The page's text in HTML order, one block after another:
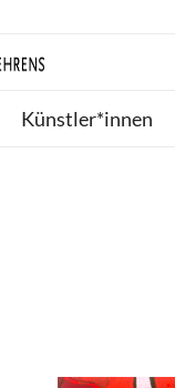
Künstler*innen